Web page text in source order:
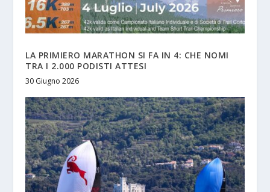
LA PRIMIERO MARATHON SI FA IN 4: CHE NOMI
TRA I 2.000 PODISTI ATTESI
30 Giugno 2026